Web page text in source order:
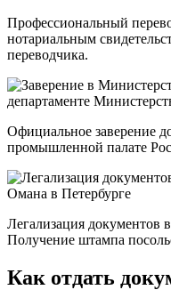
Профессиональный
нотариальным
переводчика.
Официальное заверение
промышленной палате
Легализация документов
Получение штампа
Как отдать